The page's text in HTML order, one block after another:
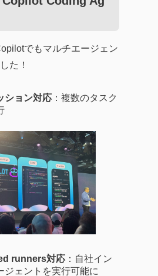
でもマルチエージェン
た！
ション対応：複数のタスク
runners対応：自社イン
ジェントを実行可能に